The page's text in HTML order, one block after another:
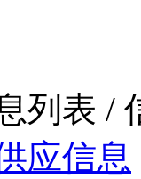
列表 /
应信息